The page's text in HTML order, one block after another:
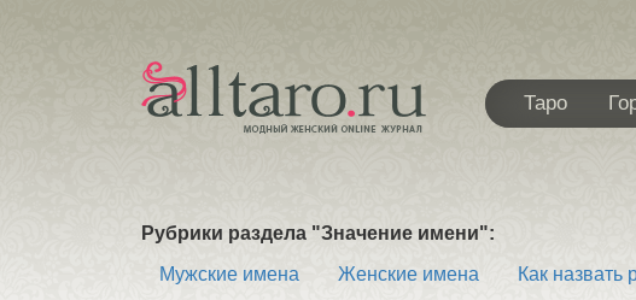
Таро
Рубрики раздела "Значение имени":
Мужские имена
Женские имена Как назвать